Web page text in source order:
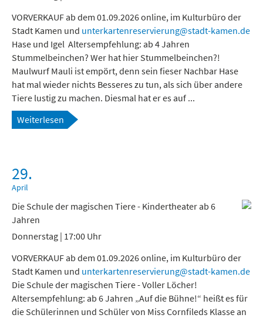
VORVERKAUF ab dem 01.09.2026 online, im Kulturbüro der
Stadt Kamen und unterkartenreservierung@stadt-kamen.de
Hase und Igel Altersempfehlung: ab 4 Jahren
Stummelbeinchen? Wer hat hier Stummelbeinchen?!
Maulwurf Mauli ist empört, denn sein fieser Nachbar Hase
hat mal wieder nichts Besseres zu tun, als sich über andere
Tiere lustig zu machen. Diesmal hat er es auf ...
Weiterlesen
29.
April
Die Schule der magischen Tiere - Kindertheater ab 6
Jahren
Donnerstag | 17:00 Uhr
VORVERKAUF ab dem 01.09.2026 online, im Kulturbüro der
Stadt Kamen und unterkartenreservierung@stadt-kamen.de
Die Schule der magischen Tiere - Voller Löcher!
Altersempfehlung: ab 6 Jahren „Auf die Bühne!“ heißt es für
die Schülerinnen und Schüler von Miss Cornfileds Klasse an